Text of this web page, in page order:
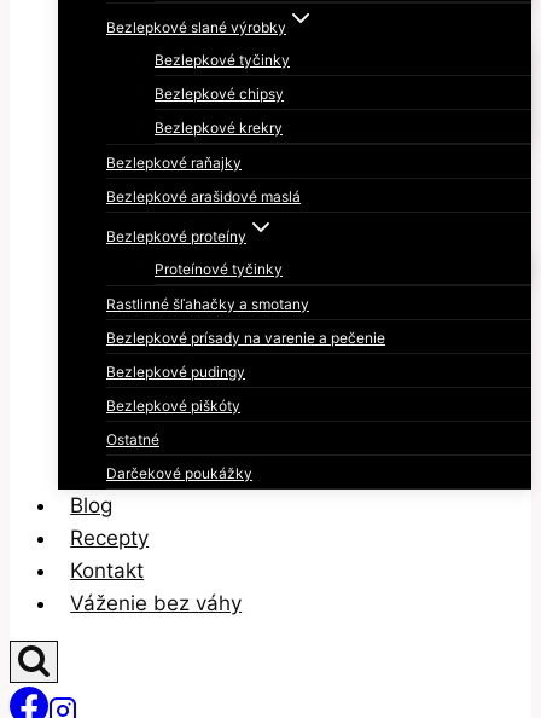
Bezlepkové slané výrobky
Bezlepkové tyčinky
Bezlepkové chipsy
Bezlepkové krekry
Bezlepkové raňajky
Bezlepkové arašidové maslá
Bezlepkové proteíny
Proteínové tyčinky
Rastlinné šľahačky a smotany
Bezlepkové prísady na varenie a pečenie
Bezlepkové pudingy
Bezlepkové piškóty
Ostatné
Darčekové poukážky
Blog
Recepty
Kontakt
Váženie bez váhy